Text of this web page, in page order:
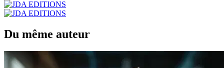
Du même auteur